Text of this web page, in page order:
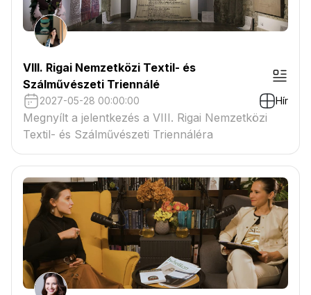
VIII. Rigai Nemzetközi Textil- és
Szálművészeti Triennálé
2027-05-28 00:00:00 Hír
Megnyílt a jelentkezés a VIII. Rigai Nemzetközi
Textil- és Szálművészeti Triennáléra